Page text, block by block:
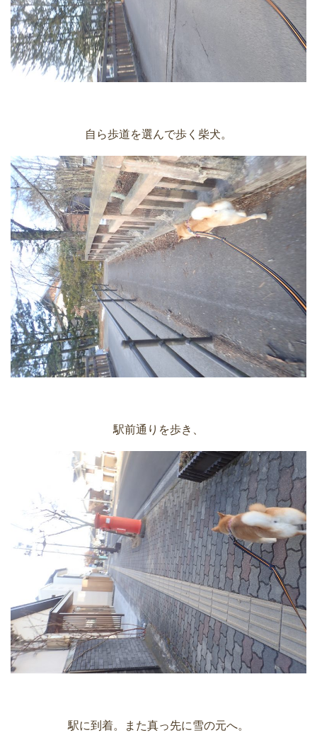
自ら歩道を選んで歩く柴犬。
駅前通りを歩き、
駅に到着。また真っ先に雪の元へ。